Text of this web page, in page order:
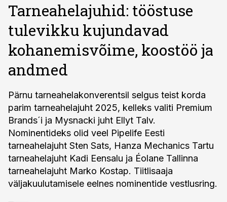
Tarneahelajuhid: tööstuse
tulevikku kujundavad
kohanemisvõime, koostöö ja
andmed
Pärnu tarneahelakonverentsil selgus teist korda
parim tarneahelajuht 2025, kelleks valiti Premium
Brands´i ja Mysnacki juht Ellyt Talv.
Nominentideks olid veel Pipelife Eesti
tarneahelajuht Sten Sats, Hanza Mechanics Tartu
tarneahelajuht Kadi Eensalu ja Éolane Tallinna
tarneahelajuht Marko Kostap. Tiitlisaaja
väljakuulutamisele eelnes nominentide vestlusring.